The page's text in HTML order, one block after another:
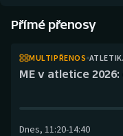
Boby a skeleton
Box
Dostihy
AZ kvíz
Přímé přenosy
MULTIPŘENOS
ME v atletice
Dnes, 11:20-14:40